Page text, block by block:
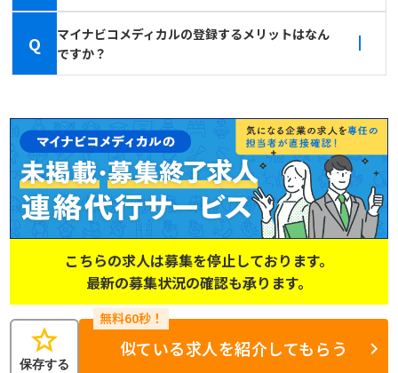
Q
マイナビコメディカルの登録するメリットはなん
ですか？
こちらの求人は募集を停止しております。
最新の募集状況の確認も承ります。
star
保存する
似ている求人を紹介してもらう